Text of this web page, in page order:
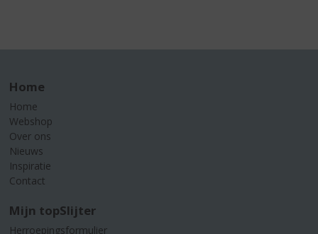
Home
Home
Webshop
Over ons
Nieuws
Inspiratie
Contact
Mijn topSlijter
Herroepingsformulier